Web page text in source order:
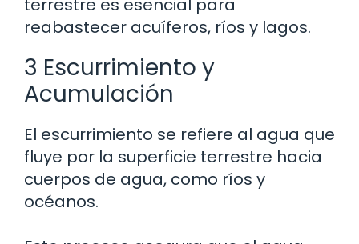
terrestre es esencial para
reabastecer acuíferos, ríos y lagos.
3 Escurrimiento y
Acumulación
El escurrimiento se refiere al agua que
fluye por la superficie terrestre hacia
cuerpos de agua, como ríos y
océanos.